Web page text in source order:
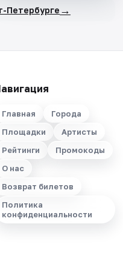
Петербурге →
Главная
Города
Площадки
Артисты
Рейтинги
Промокоды
О нас
Возврат билетов
Политика
конфиденциальности